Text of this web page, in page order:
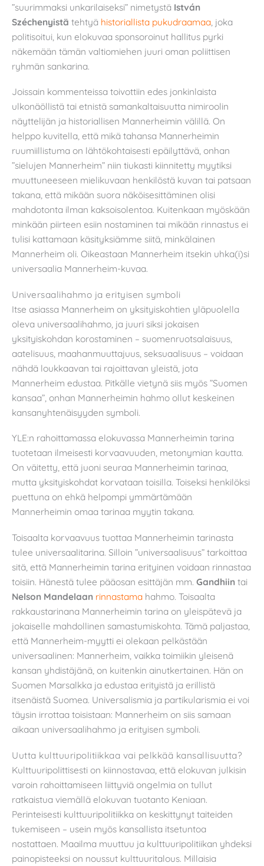
”suurimmaksi unkarilaiseksi” nimetystä István
Széchenyistä tehtyä historiallista pukudraamaa , joka
politisoitui, kun elokuvaa sponsoroinut hallitus pyrki
näkemään tämän valtiomiehen juuri oman poliittisen
ryhmän sankarina.
Joissain kommenteissa toivottiin edes jonkinlaista
ulkonäöllistä tai etnistä samankaltaisuutta nimiroolin
näyttelijän ja historiallisen Mannerheimin välillä. On
helppo kuvitella, että mikä tahansa Mannerheimin
ruumiillistuma on lähtökohtaisesti epäilyttävä, onhan
”sielujen Mannerheim” niin tiukasti kiinnitetty myytiksi
muuttuneeseen mielikuvaan henkilöstä kuvan tai patsaan
takana, että mikään suora näköisesittäminen olisi
mahdotonta ilman kaksoisolentoa. Kuitenkaan myöskään
minkään piirteen esiin nostaminen tai mikään rinnastus ei
tulisi kattamaan käsityksiämme siitä, minkälainen
Mannerheim oli. Oikeastaan Mannerheim itsekin uhka(i)si
universaalia Mannerheim-kuvaa.
Universaalihahmo ja erityisen symboli
Itse asiassa Mannerheim on yksityiskohtien yläpuolella
oleva universaalihahmo, ja juuri siksi jokaisen
yksityiskohdan korostaminen – suomenruotsalaisuus,
aatelisuus, maahanmuuttajuus, seksuaalisuus – voidaan
nähdä loukkaavan tai rajoittavan yleistä, jota
Mannerheim edustaa. Pitkälle vietynä siis myös ”Suomen
kansaa”, onhan Mannerheimin hahmo ollut keskeinen
kansanyhtenäisyyden symboli.
YLE:n rahoittamassa elokuvassa Mannerheimin tarina
tuotetaan ilmeisesti korvaavuuden, metonymian kautta.
On väitetty, että juoni seuraa Mannerheimin tarinaa,
mutta yksityiskohdat korvataan toisilla. Toiseksi henkilöksi
puettuna on ehkä helpompi ymmärtämään
Mannerheimin omaa tarinaa myytin takana.
Toisaalta korvaavuus tuottaa Mannerheimin tarinasta
tulee universaalitarina. Silloin ”universaalisuus” tarkoittaa
sitä, että Mannerheimin tarina erityinen voidaan rinnastaa
toisiin. Hänestä tulee pääosan esittäjän mm. Gandhiin tai
Nelson Mandelaan rinnastama hahmo. Toisaalta
rakkaustarinana Mannerheimin tarina on yleispätevä ja
jokaiselle mahdollinen samastumiskohta. Tämä paljastaa,
että Mannerheim-myytti ei olekaan pelkästään
universaalinen: Mannerheim, vaikka toimiikin yleisenä
kansan yhdistäjänä, on kuitenkin ainutkertainen. Hän on
Suomen Marsalkka ja edustaa erityistä ja erillistä
itsenäistä Suomea. Universalismia ja partikularismia ei voi
täysin irrottaa toisistaan: Mannerheim on siis samaan
aikaan universaalihahmo ja erityisen symboli.
Uutta kulttuuripolitiikkaa vai pelkkää kansallisuutta?
Kulttuuripolittisesti on kiinnostavaa, että elokuvan julkisin
varoin rahoittamiseen liittyviä ongelmia on tullut
ratkaistua viemällä elokuvan tuotanto Keniaan.
Perinteisesti kulttuuripolitiikka on keskittynyt taiteiden
tukemiseen – usein myös kansallista itsetuntoa
nostattaen. Maailma muuttuu ja kulttuuripolitiikan yhdeksi
painopisteeksi on noussut kulttuuritalous. Millaisia